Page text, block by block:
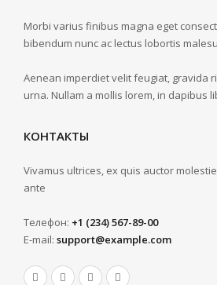
Morbi varius finibus magna eget
bibendum nunc ac lectus lobortis
Aenean imperdiet velit feugiat, gravida
urna. Nullam a mollis lorem, in dapibus
КОНТАКТЫ
Vivamus ultrices, ex quis auctor
ante
Телефон: +1 (234) 567-89-00
E-mail: support@example.com